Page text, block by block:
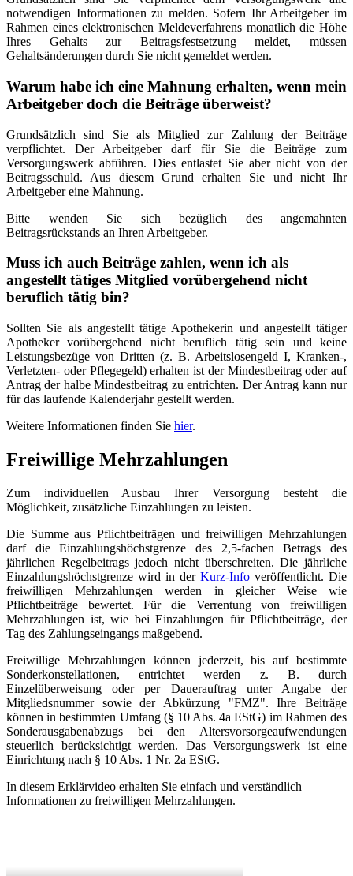
notwendigen Informationen zu melden. Sofern Ihr Arbeitgeber im
Rahmen eines elektronischen Meldeverfahrens monatlich die Höhe
Ihres Gehalts zur Beitragsfestsetzung meldet, müssen
Gehaltsänderungen durch Sie nicht gemeldet werden.
Warum habe ich eine Mahnung erhalten, wenn mein
Arbeitgeber doch die Beiträge überweist?
Grundsätzlich sind Sie als Mitglied zur Zahlung der Beiträge
verpflichtet. Der Arbeitgeber darf für Sie die Beiträge zum
Versorgungswerk abführen. Dies entlastet Sie aber nicht von der
Beitragsschuld. Aus diesem Grund erhalten Sie und nicht Ihr
Arbeitgeber eine Mahnung.
Bitte wenden Sie sich bezüglich des angemahnten
Beitragsrückstands an Ihren Arbeitgeber.
Muss ich auch Beiträge zahlen, wenn ich als
angestellt tätiges Mitglied vorübergehend nicht
beruflich tätig bin?
Sollten Sie als angestellt tätige Apothekerin und angestellt tätiger
Apotheker vorübergehend nicht beruflich tätig sein und keine
Leistungsbezüge von Dritten (z. B. Arbeitslosengeld I, Kranken-,
Verletzten- oder Pflegegeld) erhalten ist der Mindestbeitrag oder auf
Antrag der halbe Mindestbeitrag zu entrichten. Der Antrag kann nur
für das laufende Kalenderjahr gestellt werden.
Weitere Informationen finden Sie hier.
Freiwillige Mehrzahlungen
Zum individuellen Ausbau Ihrer Versorgung besteht die
Möglichkeit, zusätzliche Einzahlungen zu leisten.
Die Summe aus Pflichtbeiträgen und freiwilligen Mehrzahlungen
darf die Einzah­lungshöchstgrenze des 2,5-fachen Betrags des
jährlichen Regelbeitrags jedoch nicht über­schreiten. Die jährliche
Einzahlungshöchstgrenze wird in der Kurz-Info veröffentlicht. Die
freiwilligen Mehrzahlungen werden in gleicher Weise wie
Pflichtbeiträge bewertet. Für die Verrentung von freiwilligen
Mehrzahlungen ist, wie bei Einzahlungen für Pflichtbeiträge, der
Tag des Zahlungseingangs maßgebend.
Freiwillige Mehrzahlungen können jederzeit, bis auf bestimmte
Sonderkonstellationen, entrichtet werden z. B. durch
Einzelüberweisung oder per Dauerauftrag unter Angabe der
Mitgliedsnummer sowie der Abkürzung "FMZ". Ihre Beiträge
können in bestimmten Umfang (§ 10 Abs. 4a EStG) im Rahmen des
Sonderausgabenabzugs bei den Altersvorsorgeaufwendungen
steuerlich berücksichtigt werden. Das Versorgungswerk ist eine
Einrichtung nach § 10 Abs. 1 Nr. 2a EStG.
In diesem Erklärvideo erhalten Sie einfach und verständlich
Informationen zu freiwilligen Mehrzahlungen.